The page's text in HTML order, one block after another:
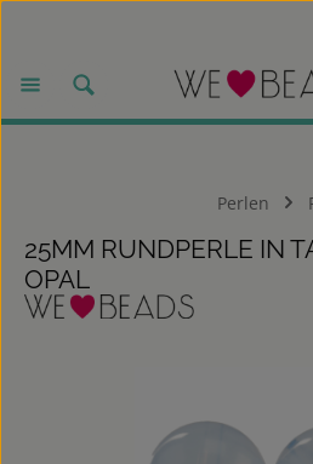
Perlen
25MM RUNDPERLE IN
OPAL